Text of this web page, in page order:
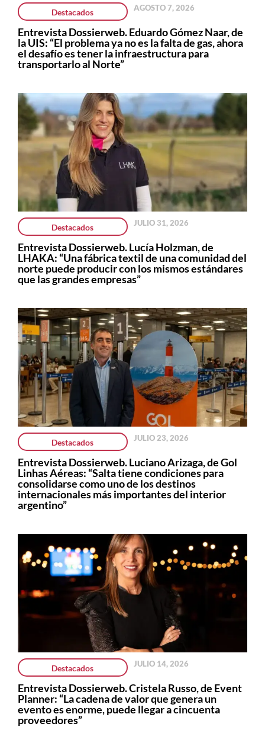
Destacados AGOSTO 7, 2026
Entrevista Dossierweb. Eduardo Gómez Naar, de
la UIS: “El problema ya no es la falta de gas, ahora
el desafío es tener la infraestructura para
transportarlo al Norte”
Destacados JULIO 31, 2026
Entrevista Dossierweb. Lucía Holzman, de
LHAKA: “Una fábrica textil de una comunidad del
norte puede producir con los mismos estándares
que las grandes empresas”
Destacados JULIO 23, 2026
Entrevista Dossierweb. Luciano Arizaga, de Gol
Linhas Aéreas: “Salta tiene condiciones para
consolidarse como uno de los destinos
internacionales más importantes del interior
argentino”
Destacados JULIO 14, 2026
Entrevista Dossierweb. Cristela Russo, de Event
Planner: “La cadena de valor que genera un
evento es enorme, puede llegar a cincuenta
proveedores”